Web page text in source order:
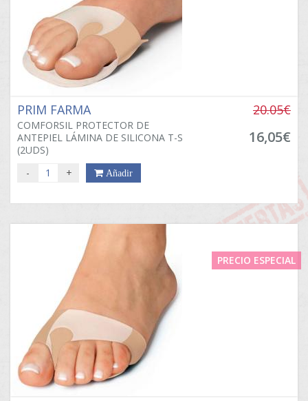
PRIM FARMA
COMFORSIL PROTECTOR DE
ANTEPIEL LÁMINA DE SILICONA T-S
(2UDS)
20.05€
16,05€
- + Añadir
PRECIO ESPECIAL